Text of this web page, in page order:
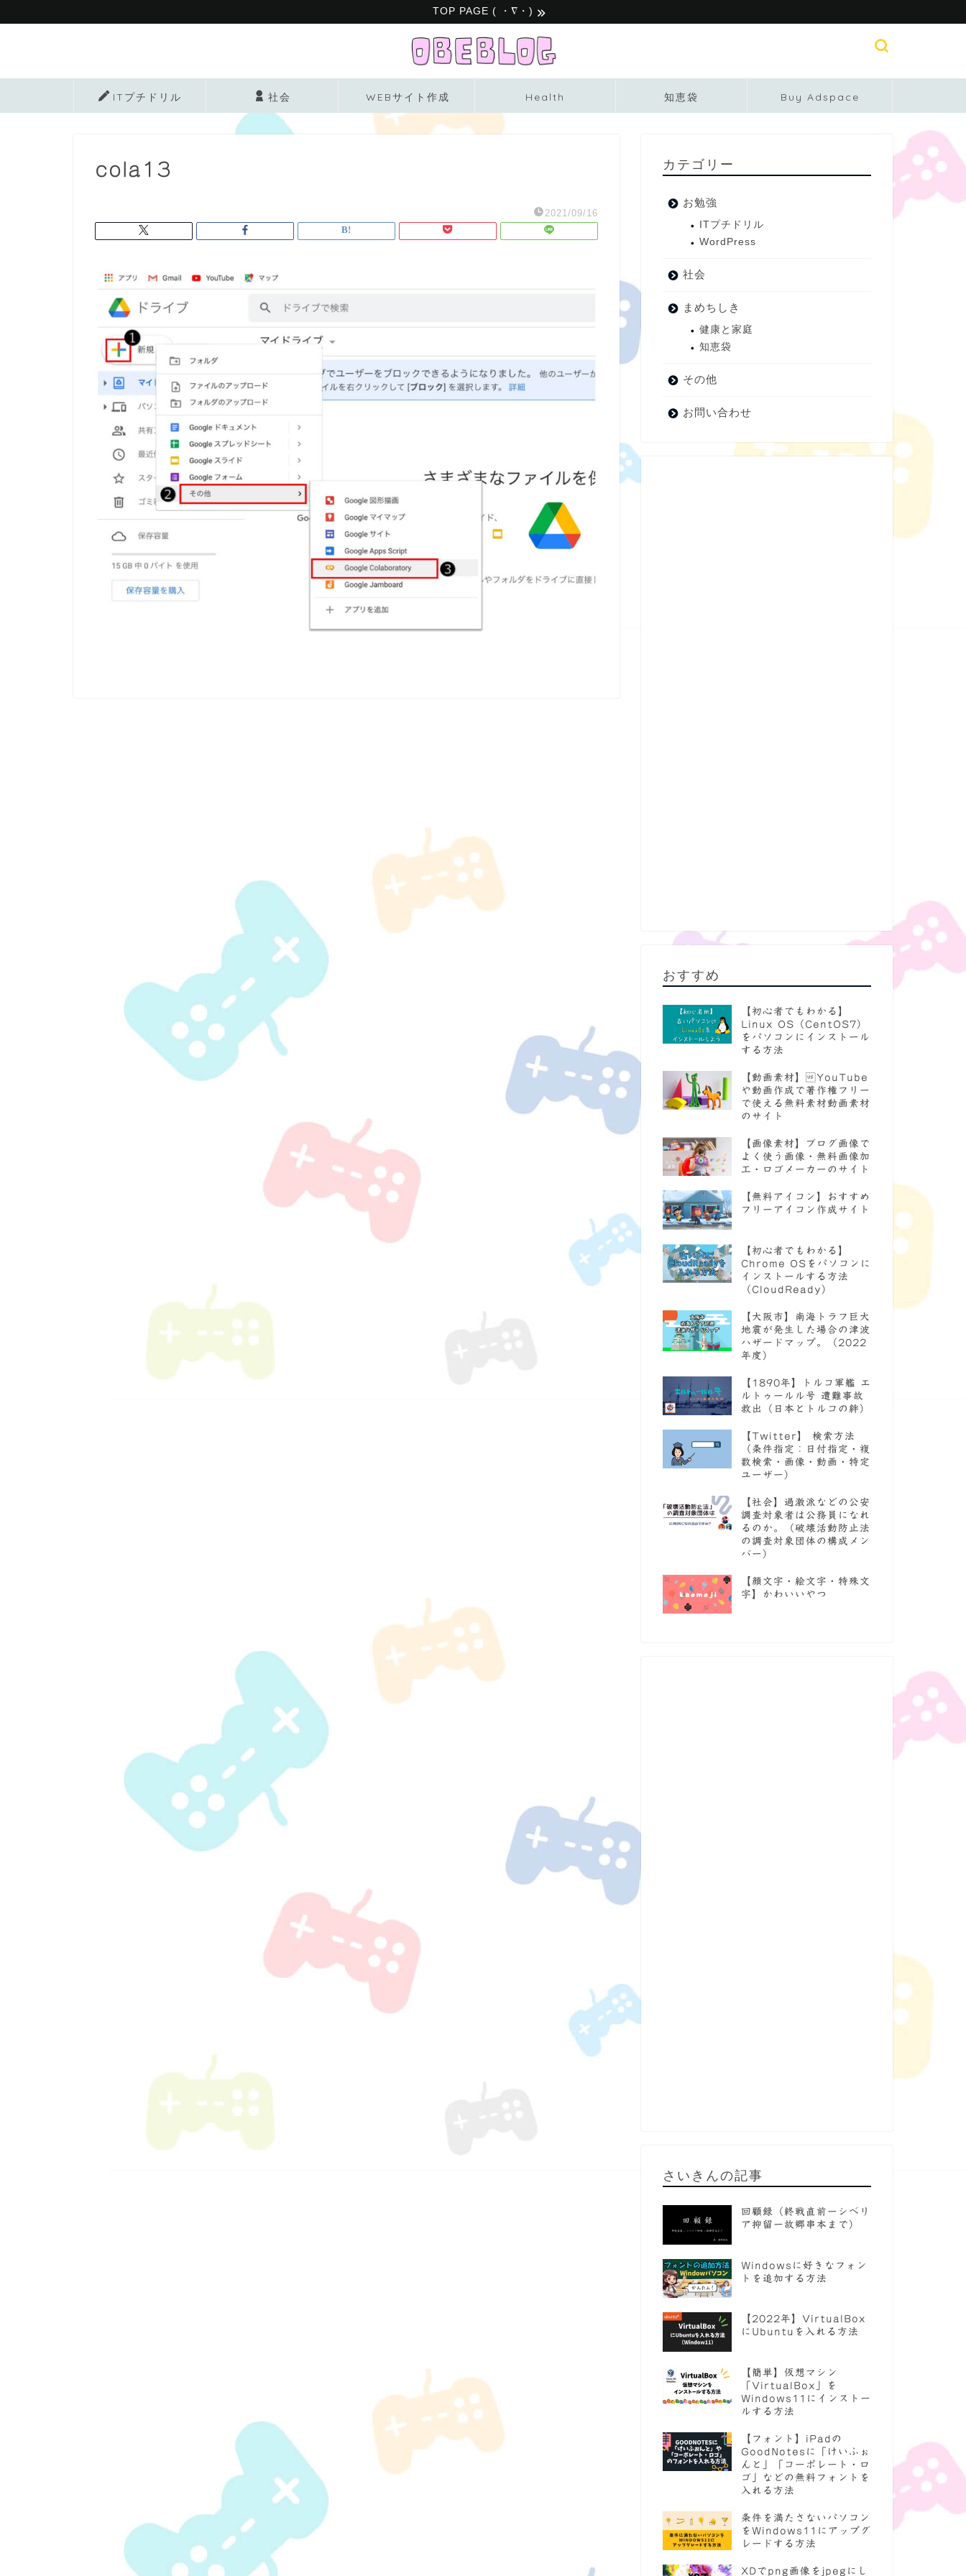
TOP PAGE ( ・∇・)
ITプチドリル 社会 WEBサイト作成 Health 知恵袋 Buy Adspace
cola13
2021/09/16
カテゴリー
お勉強
ITプチドリル
WordPress
社会
まめちしき
健康と家庭
知恵袋
その他
お問い合わせ
おすすめ
【初心者でもわかる】
Linux OS（CentOS7）
をパソコンにインストール
する方法
【動画素材】YouTube
や動画作成で著作権フリー
で使える無料素材動画素材
のサイト
【画像素材】ブログ画像で
よく使う画像・無料画像加
工・ロゴメーカーのサイト
【無料アイコン】おすすめ
フリーアイコン作成サイト
【初心者でもわかる】
Chrome OSをパソコンに
インストールする方法
（CloudReady）
【大阪市】南海トラフ巨大
地震が発生した場合の津波
ハザードマップ。（2022
年度）
【1890年】トルコ軍艦 エ
ルトゥールル号 遭難事故
救出（日本とトルコの絆）
【Twitter】 検索方法
（条件指定：日付指定・複
数検索・画像・動画・特定
ユーザー）
【社会】過激派などの公安
調査対象者は公務員になれ
るのか。（破壊活動防止法
の調査対象団体の構成メン
バー）
【顔文字・絵文字・特殊文
字】かわいいやつ
さいきんの記事
回顧録（終戦直前ーシベリ
ア抑留ー故郷串本まで）
Windowsに好きなフォン
トを追加する方法
【2022年】VirtualBox
にUbuntuを入れる方法
【簡単】仮想マシン
「VirtualBox」を
Windows11にインストー
ルする方法
【フォント】iPadの
GoodNotesに「けいふぉ
んと」「コーポレート・ロ
ゴ」などの無料フォントを
入れる方法
条件を満たさないパソコン
をWindows11にアップグ
レードする方法
XDでpng画像をjpegにし